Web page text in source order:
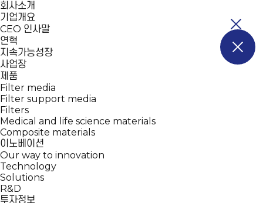
회사소개
기업개요
CEO 인사말
연혁
지속가능성장
사업장
제품
Filter media
Filter support media
Filters
Medical and life science materials
Composite materials
이노베이션
Our way to innovation
Technology
Solutions
R&D
투자정보